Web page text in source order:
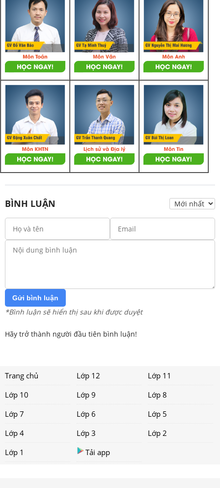
BÌNH LUẬN
Gửi bình luận
*Bình luận sẽ hiển thị sau khi được duyệt
Hãy trở thành người đầu tiên bình luận!
Trang chủ Lớp 12
Lớp 11
Lớp 10
Lớp 9
Lớp 8
Lớp 7
Lớp 6
Lớp 5
Lớp 4
Lớp 3
Lớp 2
Lớp 1
Tải app